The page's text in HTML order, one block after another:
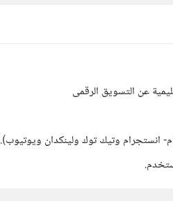
عن التسويق الرقمى
انستجرام وتيك توك ولينكدان ويوتيوب).